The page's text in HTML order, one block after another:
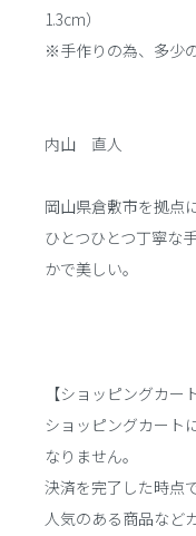
1.3cm）
※手作りの為、多少
内山 直人
岡山県倉敷市を拠点
ひとつひとつ丁寧な
かで美しい。
【ショッピングカー
ショッピングカート
なりません。
決済を完了した時点
人気のある商品など